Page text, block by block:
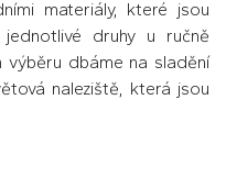
materiály, které jsou
druhy u ručně
výběru dbáme na sladění
naleziště, která jsou